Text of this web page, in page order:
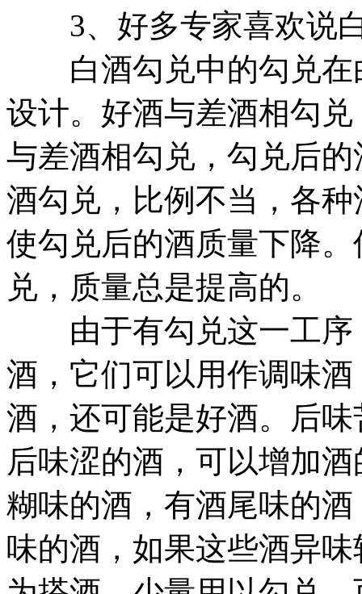
3、好多专家喜欢说
白酒勾兑中的勾兑在
设计。好酒与差酒相勾
与差酒相勾兑，勾兑后
酒勾兑，比例不当，各
使勾兑后的酒质量下降
兑，质量总是提高的。
由于有勾兑这一工序
酒，它们可以用作调味
酒，还可能是好酒。后
后味涩的酒，可以增加
糊味的酒，有酒尾味的
味的酒，如果这些酒异